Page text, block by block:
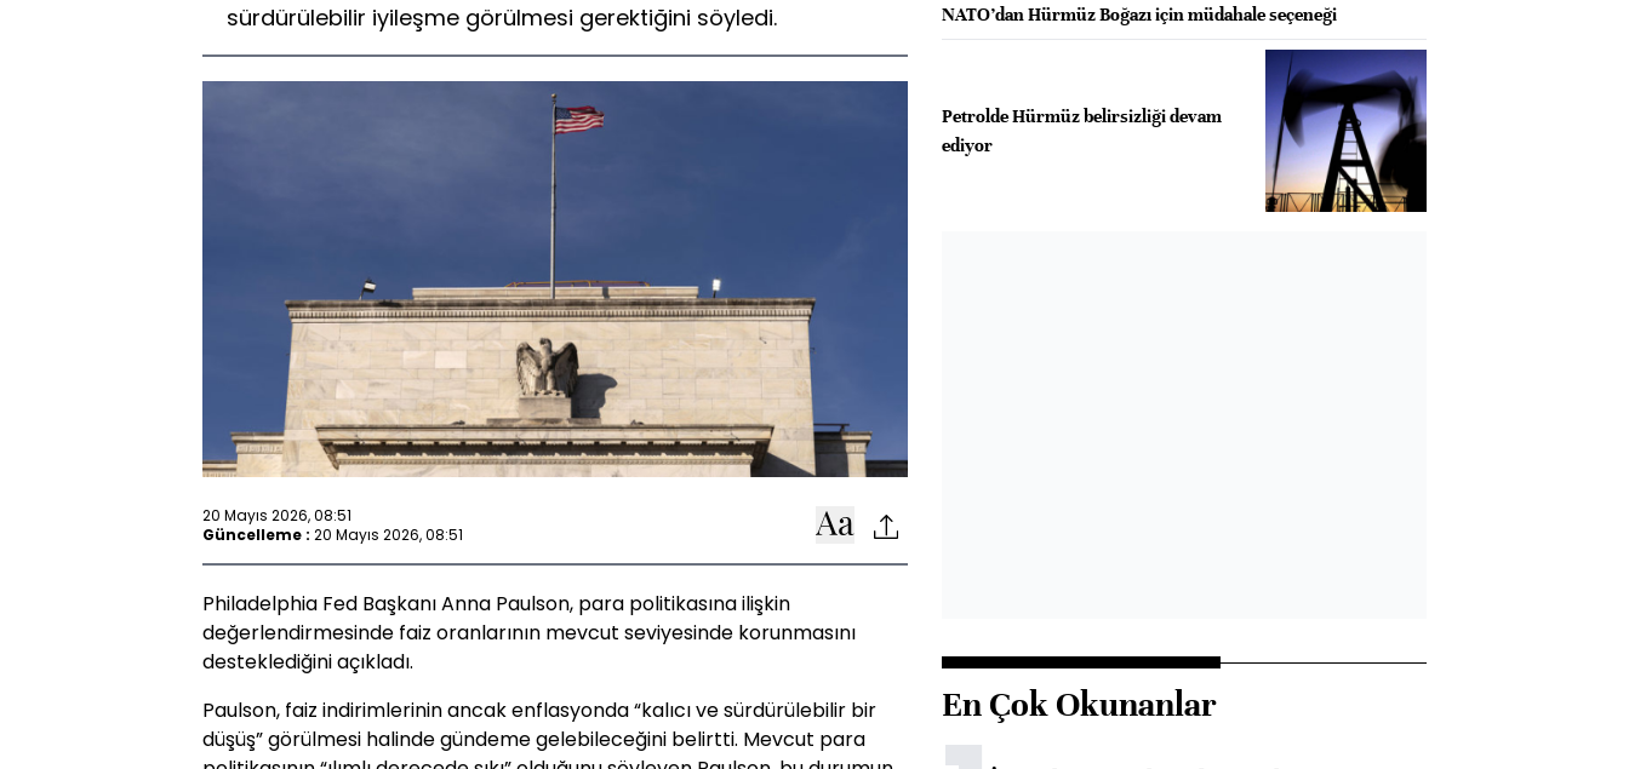
sürdürülebilir iyileşme görülmesi gerektiğini söyledi.
20 Mayıs 2026, 08:51
Güncelleme : 20 Mayıs 2026, 08:51
Philadelphia Fed Başkanı Anna Paulson, para politikasına ilişkin
değerlendirmesinde faiz oranlarının mevcut seviyesinde korunmasını
desteklediğini açıkladı.
Paulson, faiz indirimlerinin ancak enflasyonda “kalıcı ve sürdürülebilir bir
düşüş” görülmesi halinde gündeme gelebileceğini belirtti. Mevcut para
NATO’dan Hürmüz Boğazı için müdahale seçeneği
Petrolde Hürmüz belirsizliği devam
ediyor
En Çok Okunanlar